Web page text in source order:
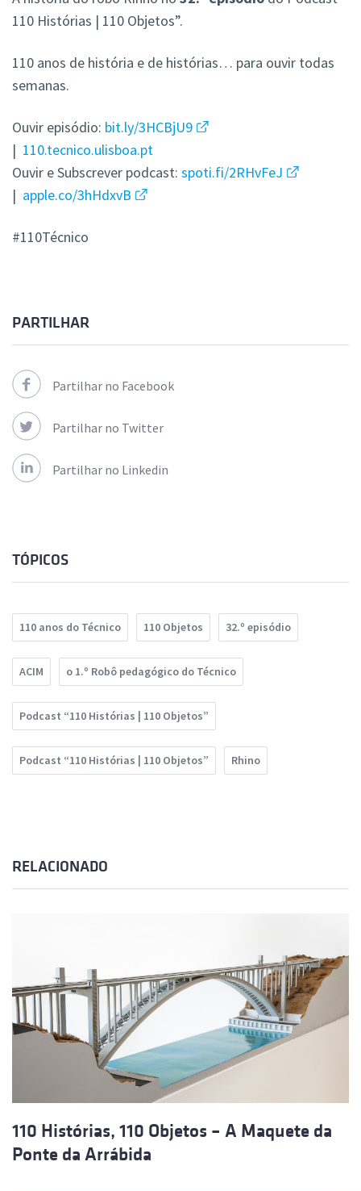
110 Histórias | 110 Objetos”.
110 anos de história e de histórias… para ouvir todas
semanas.
Ouvir episódio: bit.ly/3HCBjU9
| 110.tecnico.ulisboa.pt
Ouvir e Subscrever podcast: spoti.fi/2RHvFeJ
| apple.co/3hHdxvB
#110Técnico
PARTILHAR
Partilhar no Facebook
Partilhar no Twitter
Partilhar no Linkedin
TÓPICOS
110 anos do Técnico 110 Objetos 32.º episódio
ACIM o 1.º Robô pedagógico do Técnico
Podcast “110 Histórias | 110 Objetos”
Podcast “110 Histórias | 110 Objetos” Rhino
RELACIONADO
110 Histórias, 110 Objetos – A Maquete da
Ponte da Arrábida